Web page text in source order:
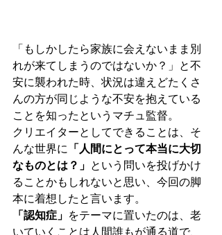
「もしかしたら家族に会えないまま別
れが来てしまうのではないか？」と不
安に襲われた時、状況は違えどたくさ
んの方が同じような不安を抱えている
ことを知ったというマチュ監督。
クリエイターとしてできることは、そ
んな世界に 「人間にとって本当に大切
なものとは？」 という問いを投げかけ
ることかもしれないと思い、今回の脚
本に着想したと言います。
「認知症」 をテーマに置いたのは、老
いていくことは人間誰もが通る道で、